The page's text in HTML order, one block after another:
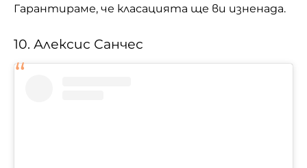
Гарантираме, че класацията ще ви изненада.
10. Алексис Санчес